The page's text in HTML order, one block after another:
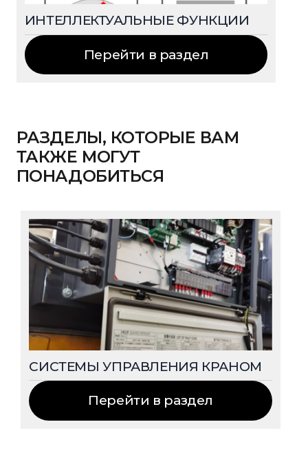
ИНТЕЛЛЕКТУАЛЬНЫЕ ФУНКЦИИ
Перейти в раздел
РАЗДЕЛЫ, КОТОРЫЕ ВАМ
ТАКЖЕ МОГУТ
ПОНАДОБИТЬСЯ
СИСТЕМЫ УПРАВЛЕНИЯ КРАНОМ
Перейти в раздел